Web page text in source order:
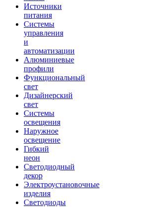
Источники
питания
Системы
управления
и
автоматизации
Алюминиевые
профили
Функциональный
свет
Дизайнерский
свет
Системы
освещения
Наружное
освещение
Гибкий
неон
Светодиодный
декор
Электроустановочные
изделия
Светодиоды